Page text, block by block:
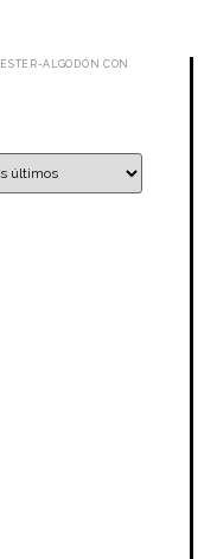
ALGODÓN CON